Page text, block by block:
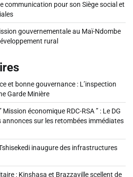
communication pour son Siège social et
gouvernementale au Maï-Ndombe
rural
et bonne gouvernance : L’inspection
Garde Minière
Mission économique RDC-RSA ” : Le DG
sur les retombées immédiates
inaugure des infrastructures
: Kinshasa et Brazzaville scellent de